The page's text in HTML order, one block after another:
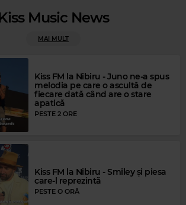
Music News
MAI MULT
Kiss FM la Nibiru - Juno ne-a spus
melodia pe care o ascultă de
fiecare dată când are o stare
apatică
PESTE 2 ORE
Kiss FM la Nibiru - Smiley și piesa
care-l reprezintă
PESTE O ORĂ